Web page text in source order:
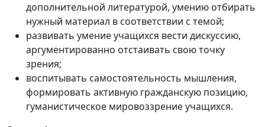
дополнительной литературой, умению отбирать
нужный материал в соответствии с темой;
развивать умение учащихся вести дискуссию,
аргументированно отстаивать свою точку
зрения;
воспитывать самостоятельность мышления,
формировать активную гражданскую позицию,
гуманистическое мировоззрение учащихся.